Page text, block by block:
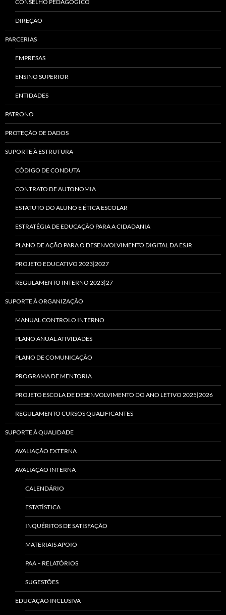
CONSELHO PEDAGÓGICO
DIREÇÃO
PARCERIAS
EMPRESAS
ENSINO SUPERIOR
ENTIDADES
PATRONO
PROTEÇÃO DE DADOS
SUPORTE À ESTRUTURA
CÓDIGO DE CONDUTA
CONTRATO DE AUTONOMIA
ESTATUTO DO ALUNO E ÉTICA ESCOLAR
ESTRATÉGIA DE EDUCAÇÃO PARA A CIDADANIA
PLANO DE AÇÃO PARA O DESENVOLVIMENTO DIGITAL DA ESJR
PROJETO EDUCATIVO 2023|2027
REGULAMENTO INTERNO 2023|27
SUPORTE À ORGANIZAÇÃO
MANUAL CONTROLO INTERNO
PLANO ANUAL ATIVIDADES
PLANO DE COMUNICAÇÃO
PROGRAMA DE MENTORIA
PROJETO ESCOLA DE DESENVOLVIMENTO DO ANO LETIVO 2025|2026
REGULAMENTO CURSOS QUALIFICANTES
SUPORTE À QUALIDADE
AVALIAÇÃO EXTERNA
AVALIAÇÃO INTERNA
CALENDÁRIO
ESTATÍSTICA
INQUÉRITOS DE SATISFAÇÃO
MATERIAIS APOIO
PAA – RELATÓRIOS
SUGESTÕES
EDUCAÇÃO INCLUSIVA